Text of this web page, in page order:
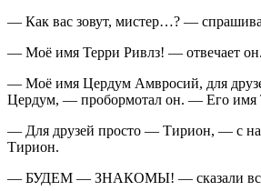
— Как вас зовут, мистер…? —
— Моё имя Терри Ривлз! — отвечает он.
— Моё имя Цердум Амвросий, для
Цердум, — пробормотал он. — Его имя
— Для друзей просто — Тирион, — с
Тирион.
— БУДЕМ — ЗНАКОМЫ! — сказали все